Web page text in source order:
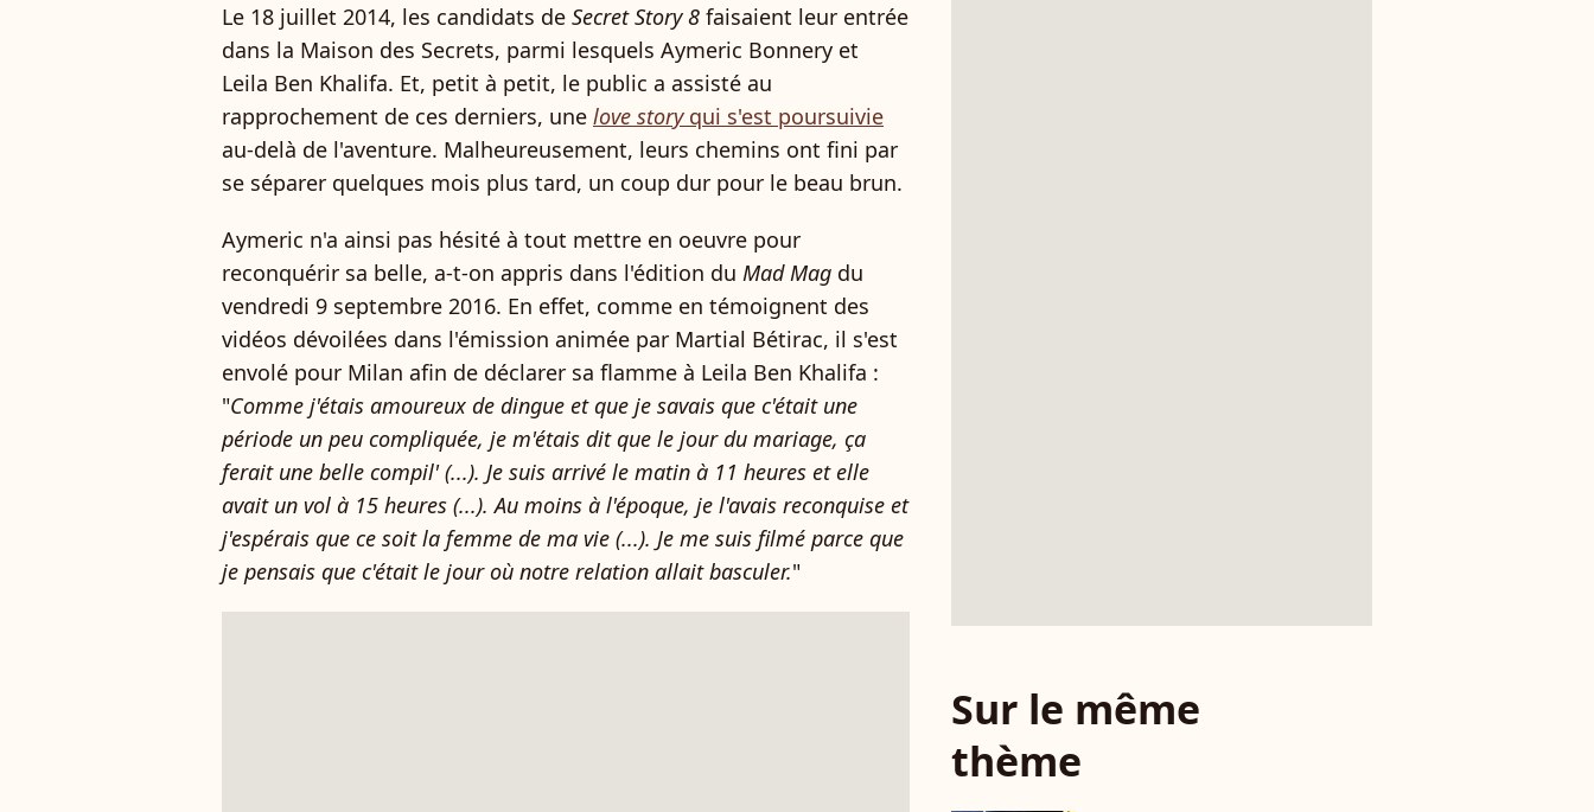
Le 18 juillet 2014, les candidats de Secret Story 8 faisaient leur entrée
dans la Maison des Secrets, parmi lesquels Aymeric Bonnery et
Leila Ben Khalifa. Et, petit à petit, le public a assisté au
rapprochement de ces derniers, une love storyqui s'est poursuivie
au-delà de l'aventure. Malheureusement, leurs chemins ont fini par
se séparer quelques mois plus tard, un coup dur pour le beau brun.
Aymeric n'a ainsi pas hésité à tout mettre en oeuvre pour
reconquérir sa belle, a-t-on appris dans l'édition du Mad Mag du
vendredi 9 septembre 2016. En effet, comme en témoignent des
vidéos dévoilées dans l'émission animée par Martial Bétirac, il s'est
envolé pour Milan afin de déclarer sa flamme à Leila Ben Khalifa :
"Comme j'étais amoureux de dingue et que je savais que c'était une
période un peu compliquée, je m'étais dit que le jour du mariage, ça
ferait une belle compil' (...). Je suis arrivé le matin à 11 heures et elle
avait un vol à 15 heures (...). Au moins à l'époque, je l'avais reconquise et
j'espérais que ce soit la femme de ma vie (...). Je me suis filmé parce que
je pensais que c'était le jour où notre relation allait basculer."
Sur le même
thème